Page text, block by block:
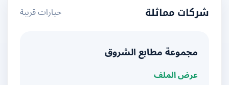
شركات مماثلة خيارات قريبة
مجموعة مطابع الشروق
عرض الملف